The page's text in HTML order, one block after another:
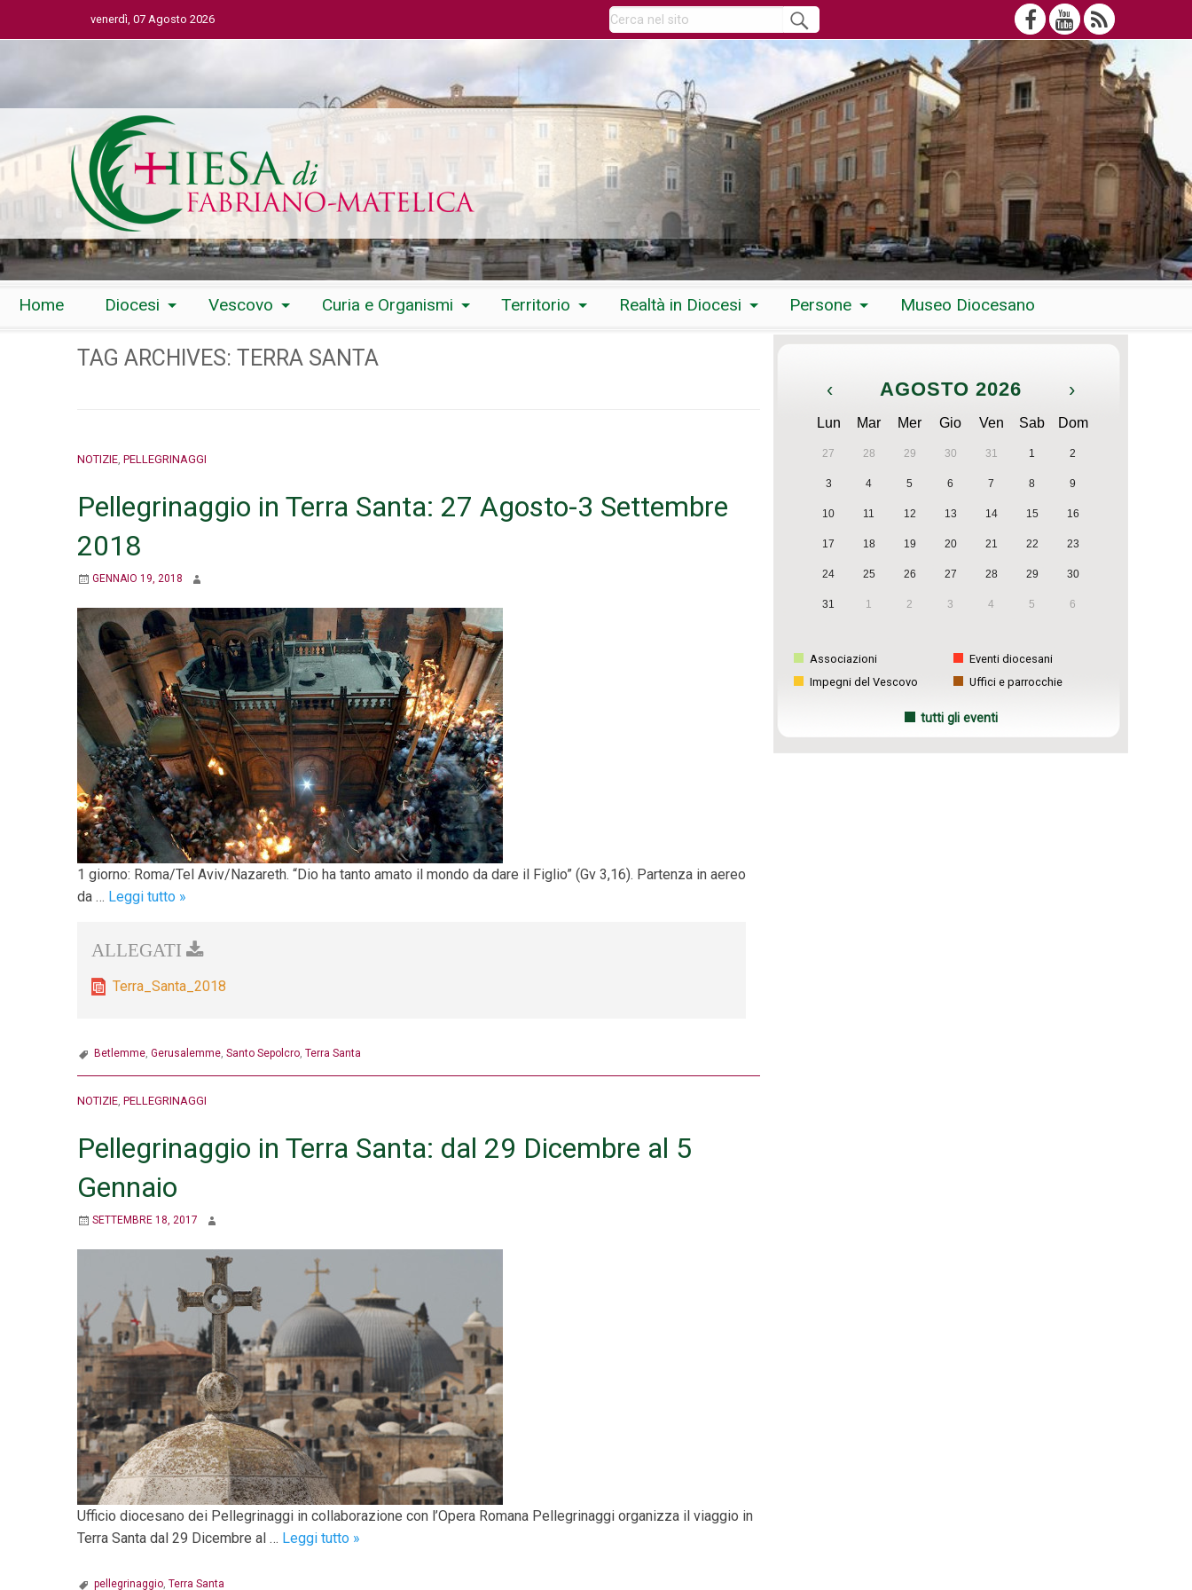
venerdì, 07 Agosto 2026
Home Diocesi Vescovo Curia e Organismi Territorio Realtà in Diocesi Persone Museo Diocesano
TAG ARCHIVES: TERRA SANTA
NOTIZIE PELLEGRINAGGI
Pellegrinaggio in Terra Santa: 27 Agosto-3 Settembre
2018
GENNAIO 19, 2018
1 giorno: Roma/Tel Aviv/Nazareth. “Dio ha tanto amato il mondo da dare il Figlio” (Gv 3,16). Partenza in aereo
da … Leggi tutto Pellegrinaggio
Terra
Santa:
27
Settembre
2018
»
Terra_Santa_2018
Betlemme Gerusalemme Santo Sepolcro Terra Santa
NOTIZIE PELLEGRINAGGI
Pellegrinaggio in Terra Santa: dal 29 Dicembre al 5
Gennaio
SETTEMBRE 18, 2017
Ufficio diocesano dei Pellegrinaggi in collaborazione con l’Opera Romana Pellegrinaggi organizza il viaggio in
Terra Santa dal 29 Dicembre al … Leggi tutto Pellegrinaggio
»
pellegrinaggio Terra Santa
‹ AGOSTO 2026 ›
Lun Mar Mer Gio Ven Sab Dom
27 28 29 30 31 1 2
3 4 5 6 7 8 9
10 11 12 13 14 15 16
17 18 19 20 21 22 23
24 25 26 27 28 29 30
31 1 2 3 4 5 6
Associazioni
Eventi diocesani
Impegni del Vescovo
Uffici e parrocchie
tutti gli eventi